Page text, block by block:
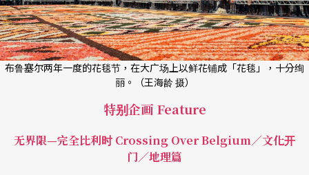
布鲁塞尔两年一度的花毯节，在大广场上以鲜花铺成「花毯」，十分绚
丽。（王海龄 摄）
特别企画 Feature
无界限—完全比利时 Crossing Over Belgium／文化开
门／地理篇